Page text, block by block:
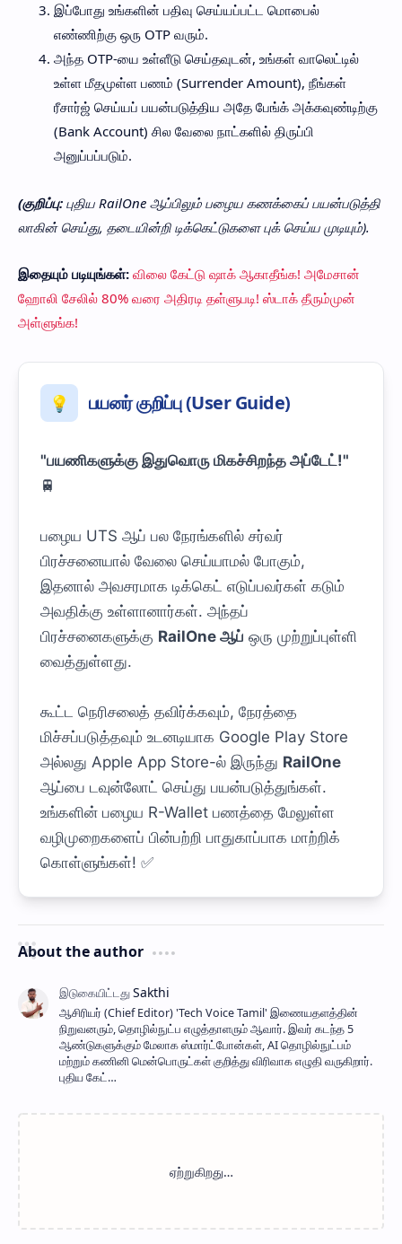
இப்போது உங்களின் பதிவு செய்யப்பட்ட மொபைல்
எண்ணிற்கு ஒரு OTP வரும்.
அந்த OTP-யை உள்ளீடு செய்தவுடன், உங்கள் வாலெட்டில்
உள்ள மீதமுள்ள பணம் (Surrender Amount), நீங்கள்
ரீசார்ஜ் செய்யப் பயன்படுத்திய அதே பேங்க் அக்கவுண்டிற்கு
(Bank Account) சில வேலை நாட்களில் திருப்பி
அனுப்பப்படும்.
(குறிப்பு: புதிய RailOne ஆப்பிலும் பழைய கணக்கைப் பயன்படுத்தி
லாகின் செய்து, தடையின்றி டிக்கெட்டுகளை புக் செய்ய முடியும்).
இதையும் படியுங்கள்: விலை கேட்டு ஷாக் ஆகாதீங்க! அமேசான்
ஹோலி சேலில் 80% வரை அதிரடி தள்ளுபடி! ஸ்டாக் தீரும்முன்
அள்ளுங்க!
💡 பயனர் குறிப்பு (User Guide)
"பயணிகளுக்கு இதுவொரு மிகச்சிறந்த அப்டேட்!"
🚆
பழைய UTS ஆப் பல நேரங்களில் சர்வர்
பிரச்சனையால் வேலை செய்யாமல் போகும்,
இதனால் அவசரமாக டிக்கெட் எடுப்பவர்கள் கடும்
அவதிக்கு உள்ளானார்கள். அந்தப்
பிரச்சனைகளுக்கு RailOne ஆப் ஒரு முற்றுப்புள்ளி
வைத்துள்ளது.
கூட்ட நெரிசலைத் தவிர்க்கவும், நேரத்தை
மிச்சப்படுத்தவும் உடனடியாக Google Play Store
அல்லது Apple App Store-ல் இருந்து RailOne
ஆப்பை டவுன்லோட் செய்து பயன்படுத்துங்கள்.
உங்களின் பழைய R-Wallet பணத்தை மேலுள்ள
வழிமுறைகளைப் பின்பற்றி பாதுகாப்பாக மாற்றிக்
கொள்ளுங்கள்! ✅
About the author
ஆசிரியர் (Chief Editor) ​'Tech Voice Tamil' இணையதளத்தின்
நிறுவனரும், தொழில்நுட்ப எழுத்தாளரும் ஆவார். இவர் கடந்த 5
ஆண்டுகளுக்கும் மேலாக ஸ்மார்ட்போன்கள், AI தொழில்நுட்பம்
மற்றும் கணினி மென்பொருட்கள் குறித்து விரிவாக எழுதி வருகிறார்.
புதிய கேட்…